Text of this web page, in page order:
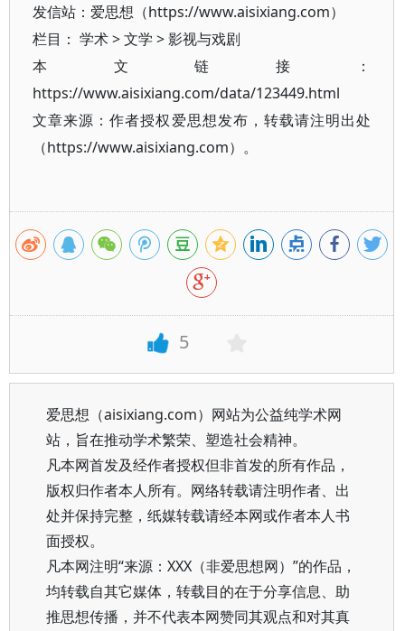
发信站：爱思想（https://www.aisixiang.com）
栏目： 学术>文学 >影视与戏剧
本文链接：
https://www.aisixiang.com/data/123449.html
文章来源：作者授权爱思想发布，转载请注明出处
（https://www.aisixiang.com）。
5
爱思想（aisixiang.com）网站为公益纯学术网
站，旨在推动学术繁荣、塑造社会精神。
凡本网首发及经作者授权但非首发的所有作品，
版权归作者本人所有。网络转载请注明作者、出
处并保持完整，纸媒转载请经本网或作者本人书
面授权。
凡本网注明“来源：XXX（非爱思想网）”的作品，
均转载自其它媒体，转载目的在于分享信息、助
推思想传播，并不代表本网赞同其观点和对其真